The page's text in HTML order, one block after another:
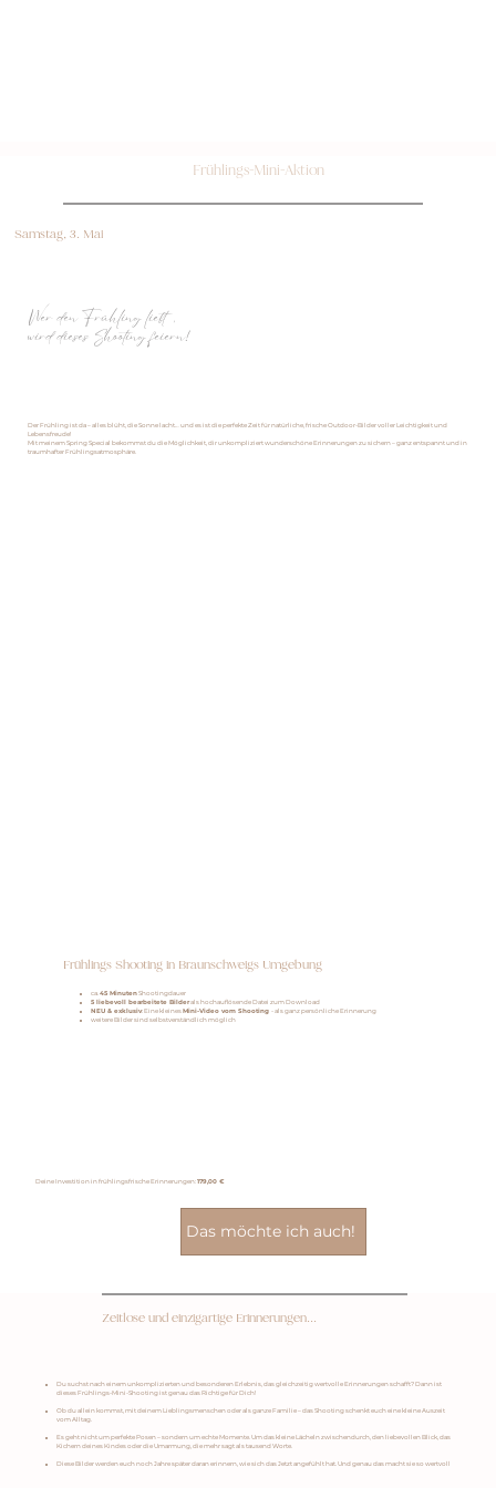
Der Frühling ist da – alles blüht, die Sonne lacht… und es ist die perfekte Zeit für natürliche, frische Outdoor-Bilder voller Leichtigkeit und
Lebensfreude!
Mit meinem Spring Special bekommst du die Möglichkeit, dir unkompliziert wunderschöne Erinnerungen zu sichern – ganz entspannt und in
traumhafter Frühlingsatmosphäre.
Das möchte ich auch!
Wer den Frühling liebt,
wird dieses Shooting feiern!
Deine Investition in frühlingsfrische Erinnerungen:179,00 €
Frühlings Shooting in Braunschweigs Umgebung
Frühlings-Mini-Aktion
Samstag, 3. Mai
ca.45 MinutenShootingdauer
5 liebevoll bearbeitete Bilderals hochauflösende Datei zum Download
NEU & exklusiv: Eine kleines Mini-Video vom Shooting - als ganz persönliche Erinnerung
weitere Bilder sind selbstverständlich möglich
Zeitlose und einzigartige Erinnerungen...
Du suchst nach einem unkomplizierten und besonderen Erlebnis, das gleichzeitig wertvolle Erinnerungen schafft? Dann ist
dieses Frühlings-Mini-Shooting ist genau das Richtige für Dich!
Ob du allein kommst, mit deinem Lieblingsmenschen oder als ganze Familie – das Shooting schenkt euch eine kleine Auszeit
vom Alltag.
Es geht nicht um perfekte Posen – sondern um echte Momente. Um das kleine Lächeln zwischendurch, den liebevollen Blick, das
Kichern deines Kindes oder die Umarmung, die mehr sagt als tausend Worte.
Diese Bilder werden euch noch Jahre später daran erinnern, wie sich das Jetzt angefühlt hat. Und genau das macht sie so wertvoll​